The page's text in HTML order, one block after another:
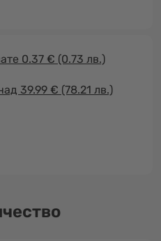
0.37 € (0.73 лв.)
39.99 € (78.21 лв.)